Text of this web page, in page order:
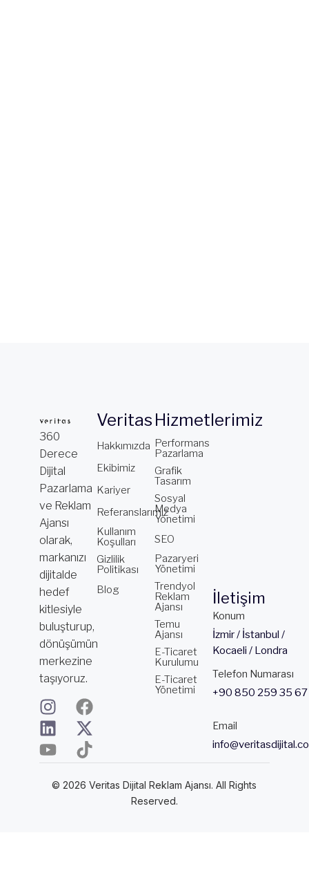
360
Derece
Dijital
Pazarlama
ve Reklam
Ajansı
olarak,
markanızı
dijitalde
hedef
kitlesiyle
buluşturup,
dönüşümün
merkezine
taşıyoruz.
I
n
s
t
g
F
a
c
e
o
L
i
n
k
d
X
-
t
w
t
Y
o
u
t
b
T
i
k
t
k
Veritas
Hakkımızda
Ekibimiz
Kariyer
Referanslarımız
Kullanım
Koşulları
Gizlilik
Politikası
Blog
Hizmetlerimiz
Performans
Pazarlama
Grafik
Tasarım
Sosyal
Medya
Yönetimi
SEO
Pazaryeri
Yönetimi
Trendyol
Reklam
Ajansı
Temu
Ajansı
E-Ticaret
Kurulumu
E-Ticaret
Yönetimi
Konum
İzmir / İstanbul /
Kocaeli / Londra
Telefon Numarası
+90 850 259 35 67
Email
İletişim
© 2026 Veritas Dijital Reklam Ajansı. All Rights
Reserved.